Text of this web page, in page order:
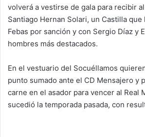
volverá a vestirse de gala para recibir
Santiago Hernan Solari, un Castilla que
Febas por sanción y con Sergio Díaz y
hombres más destacados.
En el vestuario del Socuéllamos
punto sumado ante el CD Mensajero y
carne en el asador para vencer al Real
sucedió la temporada pasada, con